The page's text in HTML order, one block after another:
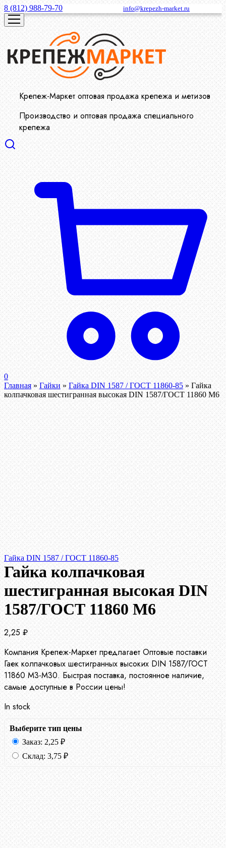
8 (812) 988-79-70 info@krepezh-market.ru
Крепеж-Маркет оптовая продажа крепежа и метизов
Производство и оптовая продажа специального
крепежа
0
Главная » Гайки » Гайка DIN 1587 / ГОСТ 11860-85 » Гайка
колпачковая шестигранная высокая DIN 1587/ГОСТ 11860 М6
Гайка DIN 1587 / ГОСТ 11860-85
Гайка колпачковая
шестигранная высокая DIN
1587/ГОСТ 11860 М6
2,25 ₽
Компания Крепеж-Маркет предлагает Оптовые поставки
Гаек колпачковых шестигранных высоких DIN 1587/ГОСТ
11860 М3-М30. Быстрая поставка, постоянное наличие,
самые доступные в России цены!
In stock
Выберите тип цены
Заказ: 2,25 ₽
Склад: 3,75 ₽